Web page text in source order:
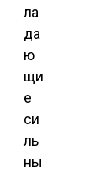
ла
да
ю
щи
е
си
ль
ны